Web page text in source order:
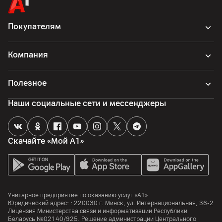
Другие характеристики
Гарантия
12мес.
Импортер
ООО «ЭлкоТелеком», Логойский тракт 22а, к.2, 220090,
Производитель
Xiaomi Communication Co., Ltd.; The Raibow City of Chine
Resources, NO.68, Qinghe Middle Street, Haidian District,
Beijing, Китай
Комплект поставки
часы, комплектная документация, кабель
Китай
Покупателям
Компания
Полезное
Скачайте «Мой А1»
Наши социальные сети и мессенджеры
Унитарное предприятие по оказанию услуг «А1»
Юридический адрес: : 220030 г. Минск, ул. Интернациональная, 36-2
Лицензия Министерства связи и информатизации Республики
Беларусь №02140/925. Решение администрации Центрального